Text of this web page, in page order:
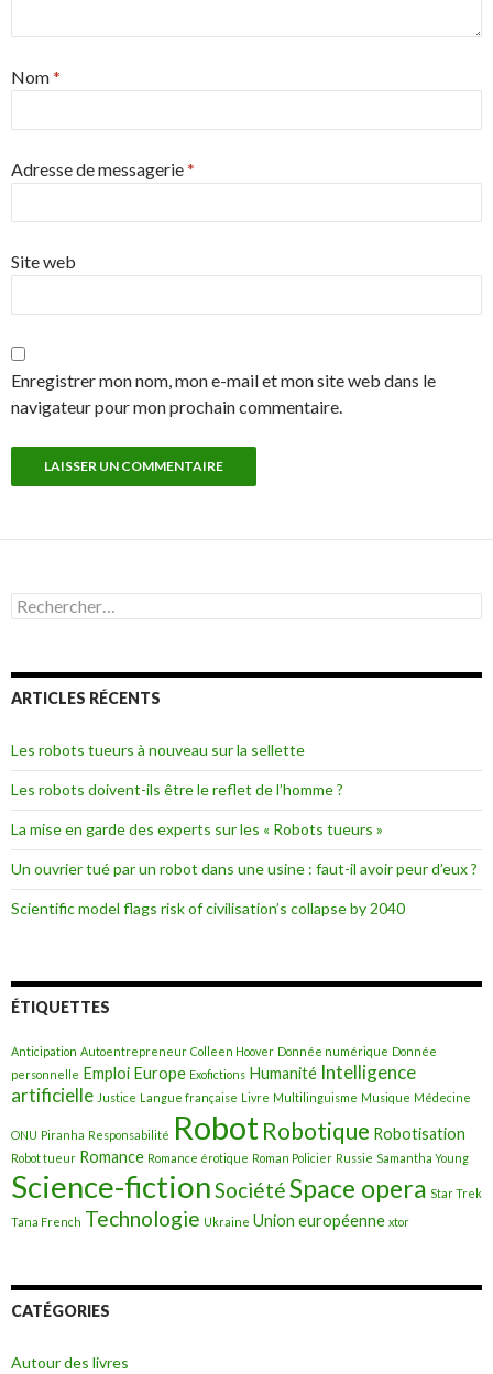
Nom*
Adresse de messagerie*
Site web
Enregistrer mon nom, mon e-mail et mon site web dans le
navigateur pour mon prochain commentaire.
R
e
e
r
h
e
r
:
ARTICLES RÉCENTS
Les robots tueurs à nouveau sur la sellette
Les robots doivent-ils être le reflet de l’homme ?
La mise en garde des experts sur les « Robots tueurs »
Un ouvrier tué par un robot dans une usine : faut-il avoir peur d’eux ?
Scientific model flags risk of civilisation’s collapse by 2040
ÉTIQUETTES
Anticipation Autoentrepreneur Colleen Hoover Donnée numérique Donnée
personnelle Emploi Europe Exofictions Humanité Intelligence
artificielle Justice Langue française Livre Multilinguisme Musique Médecine
ONU Piranha Responsabilité Robot Robotique Robotisation
Robot tueur Romance Romance érotique Roman Policier Russie Samantha Young
Science-fictionSociétéSpace opera Star Trek
Tana French Technologie Ukraine Union européenne xtor
CATÉGORIES
Autour des livres